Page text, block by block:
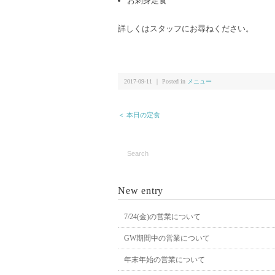
詳しくはスタッフにお尋ねください。
2017-09-11 ｜ Posted in メニュー
＜ 本日の定食
New entry
7/24(金)の営業について
GW期間中の営業について
年末年始の営業について